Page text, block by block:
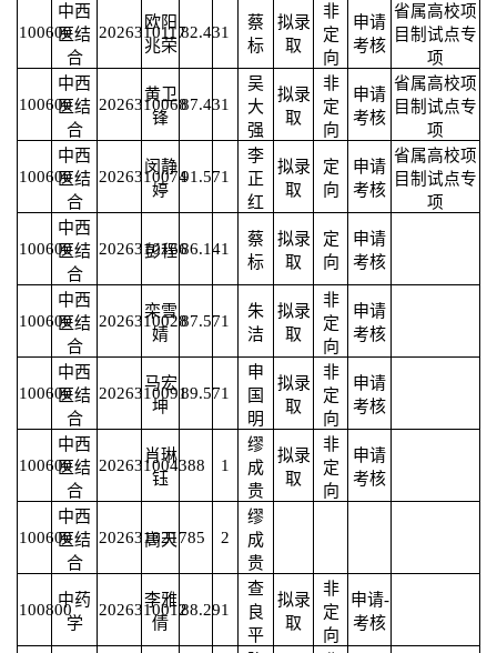
100600
中西
医结
合
2026310117
欧阳
兆荣
82.431
蔡
标
拟录
取
非
定
向
申请
考核
省属高校项
目制试点专
项
100600
中西
医结
合
2026310068
黄卫
锋
87.431
吴
大
强
拟录
取
非
定
向
申请
考核
省属高校项
目制试点专
项
100600
中西
医结
合
2026310074
闵静
婷
91.571
李
正
红
拟录
取
定
向
申请
考核
省属高校项
目制试点专
项
100600
中西
医结
合
2026310166
彭程 86.141
蔡
标
拟录
取
定
向
申请
考核
100600
中西
医结
合
2026310028
栾雪
婧
87.571
朱
洁
拟录
取
非
定
向
申请
考核
100600
中西
医结
合
2026310091
马宏
坤
89.571
申
国
明
拟录
取
非
定
向
申请
考核
100600
中西
医结
合
2026310043
肖琳
钰
88 1
缪
成
贵
拟录
取
非
定
向
申请
考核
100600
中西
医结
合
2026310217
高天 85 2
缪
成
贵
100800
中药
学
2026310012
李雅
倩
88.291
查
良
平
拟录
取
非
定
向
申请-
考核